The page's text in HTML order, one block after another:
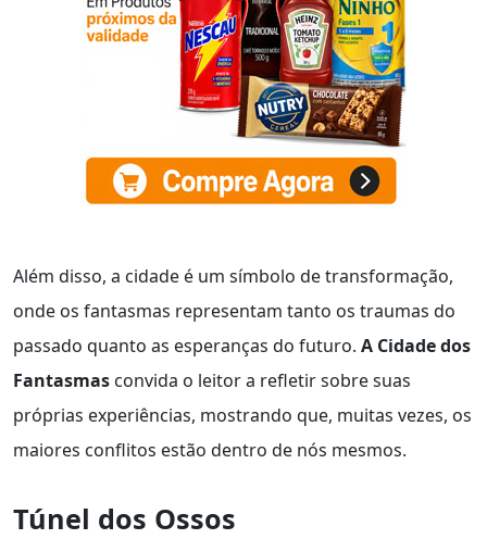
Além disso, a cidade é um símbolo de transformação,
onde os fantasmas representam tanto os traumas do
passado quanto as esperanças do futuro. A Cidade dos
Fantasmas convida o leitor a refletir sobre suas
próprias experiências, mostrando que, muitas vezes, os
maiores conflitos estão dentro de nós mesmos.
Túnel dos Ossos